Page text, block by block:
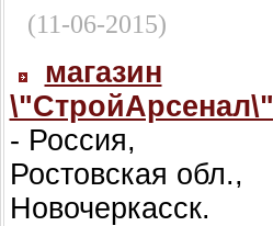
(11-06-2015)
магазин
\"СтройАрсенал\"
- Россия,
Ростовская обл.,
Новочеркасск.